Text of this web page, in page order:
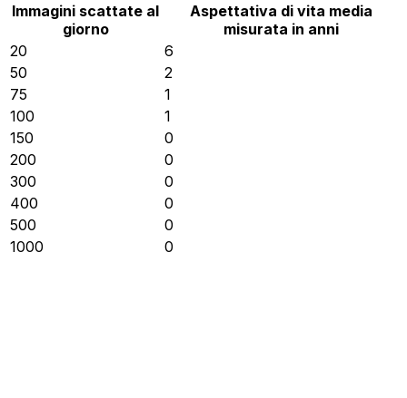
Immagini scattate al
giorno
Aspettativa di vita media
misurata in anni
20
6
50
2
75
1
100
1
150
0
200
0
300
0
400
0
500
0
1000
0